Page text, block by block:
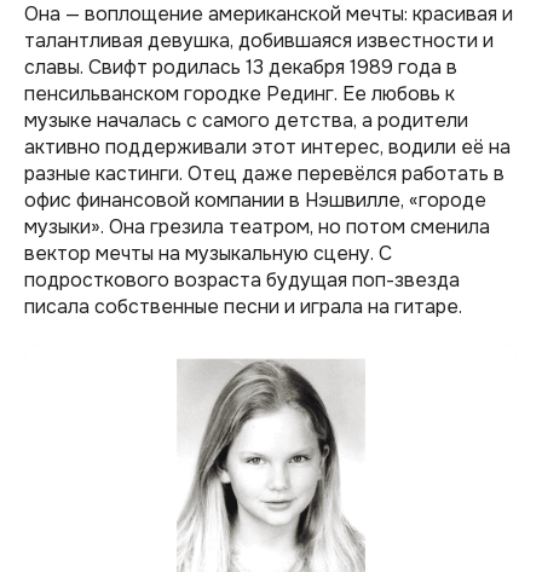
Она — воплощение американской мечты: красивая и
талантливая девушка, добившаяся известности и
славы. Свифт родилась 13 декабря 1989 года в
пенсильванском городке Рединг. Ее любовь к
музыке началась с самого детства, а родители
активно поддерживали этот интерес, водили её на
разные кастинги. Отец даже перевёлся работать в
офис финансовой компании в Нэшвилле, «городе
музыки». Она грезила театром, но потом сменила
вектор мечты на музыкальную сцену. С
подросткового возраста будущая поп-звезда
писала собственные песни и играла на гитаре.